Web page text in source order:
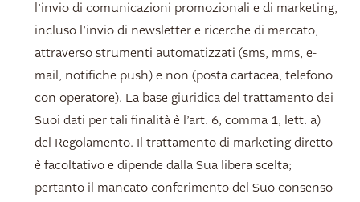
l’invio di comunicazioni promozionali e di marketing,
incluso l’invio di newsletter e ricerche di mercato,
attraverso strumenti automatizzati (sms, mms, e-
mail, notifiche push) e non (posta cartacea, telefono
con operatore). La base giuridica del trattamento dei
Suoi dati per tali finalità è l’art. 6, comma 1, lett. a)
del Regolamento. Il trattamento di marketing diretto
è facoltativo e dipende dalla Sua libera scelta;
pertanto il mancato conferimento del Suo consenso